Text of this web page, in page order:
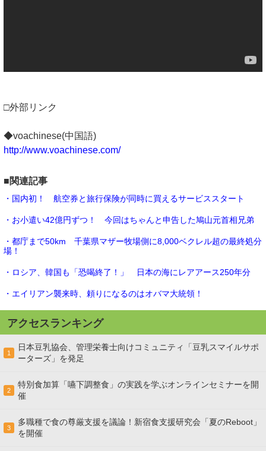
□外部リンク
◆voachinese(中国語)
http://www.voachinese.com/
■関連記事
・国内初！ 航空券と旅行保険が同時に買えるサービススタート
・お小遣い42億円ずつ！ 今回はちゃんと申告した鳩山元首相兄弟
・都庁まで50km 千葉県マザー牧場側に8,000ベクレル超の最終処分
場！
・ロシア、韓国も「恐喝終了！」 日本の海にレアアース250年分
・エイリアン襲来時、頼りになるのはオバマ大統領！
アクセスランキング
1
日本豆乳協会、管理栄養士向けコミュニティ「豆乳スマイルサポ
ーターズ」を発足
2
特別食加算「嚥下調整食」の実践を学ぶオンラインセミナーを開
催
3
多職種で食の尊厳支援を議論！新宿食支援研究会「夏のReboot」
を開催